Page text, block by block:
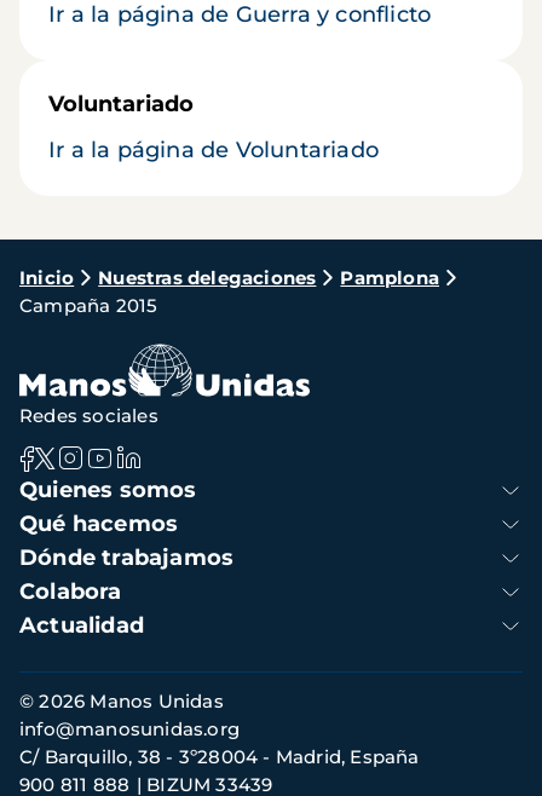
Ir a la página de Guerra y conflicto
Voluntariado
Ir a la página de Voluntariado
Ruta
de
navegación
Inicio Nuestras delegaciones
Pamplona
Campaña 2015
Navegación
principal
Quienes somos
Qué hacemos
Dónde trabajamos
Colabora
Actualidad
Redes sociales
Información
de
contacto
© 2026 Manos Unidas
C/ Barquillo, 38 - 3º28004 - Madrid, España
900 811 888
BIZUM 33439
info@manosunidas.org